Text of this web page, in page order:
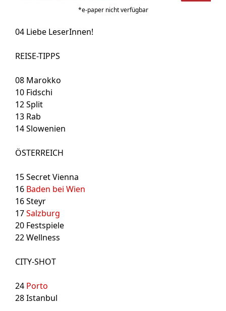
*e-paper nicht verfügbar
04 Liebe LeserInnen!
REISE-TIPPS
08 Marokko
10 Fidschi
12Split
13 Rab
14Slowenien
ÖSTERREICH
15Secret Vienna
16 Baden bei Wien
16Steyr
17Salzburg
20 Festspiele
22Wellness
CITY-SHOT
24 Porto
28Istanbul